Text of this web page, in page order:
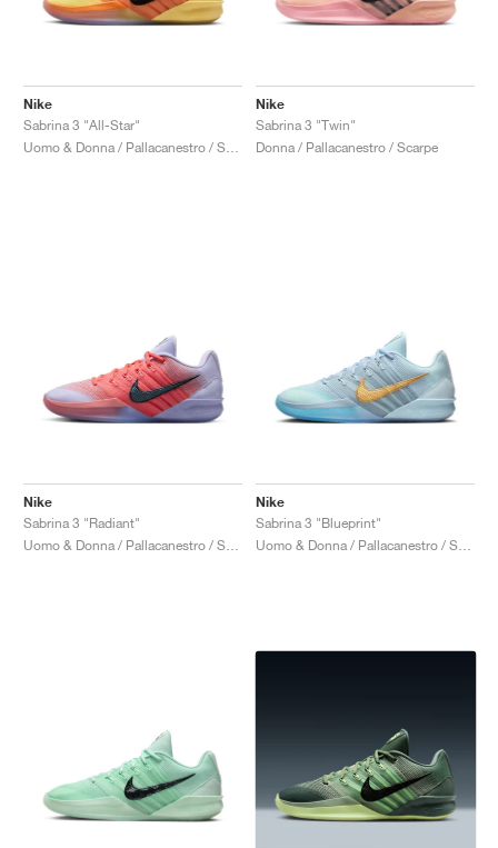
Nike
Sabrina 3 "All-Star"
Nike
Sabrina 3 "Twin"
Donna / Pallacanestro / Scarpe
Nike
Sabrina 3 "Radiant"
Nike
Sabrina 3 "Blueprint"